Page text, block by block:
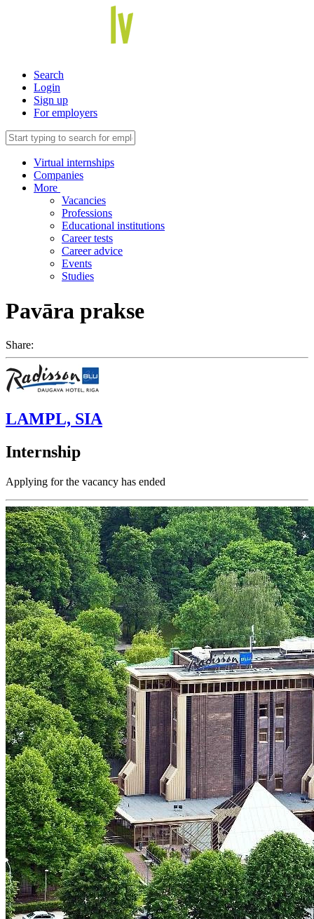
Search
Login
Sign up
For employers
Virtual internships
Companies
More
Vacancies
Professions
Educational institutions
Career tests
Career advice
Events
Studies
Pavāra prakse
Share:
LAMPL, SIA
Internship
Applying for the vacancy has ended